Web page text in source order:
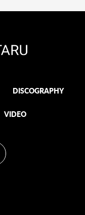
DISCOGRAPHY
VIDEO